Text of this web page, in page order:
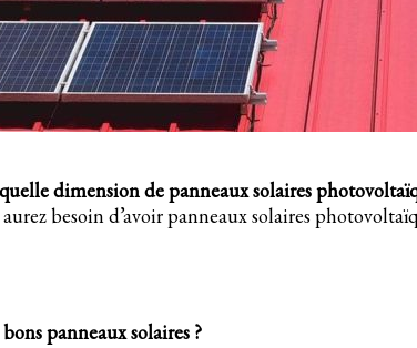
quelle dimension de panneaux solaires
besoin d’avoir panneaux solaires
panneaux solaires ?